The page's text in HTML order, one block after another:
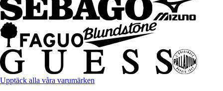
Upptäck alla våra varumärken